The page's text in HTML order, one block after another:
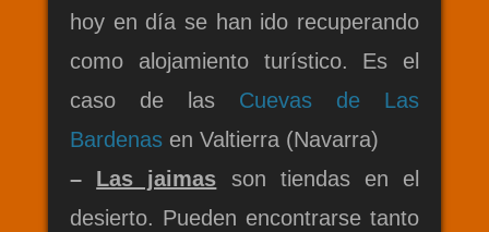
hoy en día se han ido recuperando
como alojamiento turístico. Es el
caso de las Cuevas de Las
Bardenas en Valtierra (Navarra)
– Las jaimas son tiendas en el
desierto. Pueden encontrarse tanto